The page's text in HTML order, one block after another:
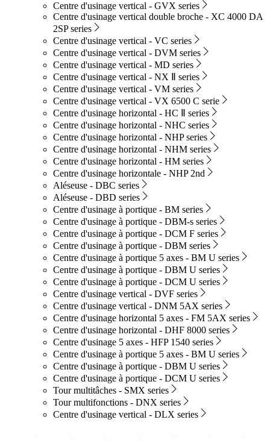
Centre d'usinage vertical - GVX series
Centre d'usinage vertical double broche - XC 4000 DA
2SP series
Centre d'usinage vertical - VC series
Centre d'usinage vertical - DVM series
Centre d'usinage vertical - MD series
Centre d'usinage vertical - NX Ⅱ series
Centre d'usinage vertical - VM series
Centre d'usinage vertical - VX 6500 C serie
Centre d'usinage horizontal - HC Ⅱ series
Centre d'usinage horizontal - NHC series
Centre d'usinage horizontal - NHP series
Centre d'usinage horizontal - NHM series
Centre d'usinage horizontal - HM series
Centre d'usinage horizontale - NHP 2nd
Aléseuse - DBC series
Aléseuse - DBD series
Centre d'usinage à portique - BM series
Centre d'usinage à portique - DBM-s series
Centre d'usinage à portique - DCM F series
Centre d'usinage à portique - DBM series
Centre d'usinage à portique 5 axes - BM U series
Centre d'usinage à portique - DBM U series
Centre d'usinage à portique - DCM U series
Centre d'usinage vertical - DVF series
Centre d'usinage vertical - DNM 5AX series
Centre d'usinage horizontal 5 axes - FM 5AX series
Centre d'usinage horizontal - DHF 8000 series
Centre d'usinage 5 axes - HFP 1540 series
Centre d'usinage à portique 5 axes - BM U series
Centre d'usinage à portique - DBM U series
Centre d'usinage à portique - DCM U series
Tour multitâches - SMX series
Tour multifonctions - DNX series
Centre d'usinage vertical - DLX series